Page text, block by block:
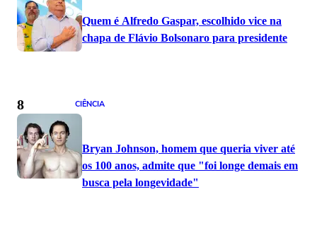
Quem é Alfredo Gaspar, escolhido vice na
chapa de Flávio Bolsonaro para presidente
8 CIÊNCIA
Bryan Johnson, homem que queria viver até
os 100 anos, admite que "foi longe demais em
busca pela longevidade"